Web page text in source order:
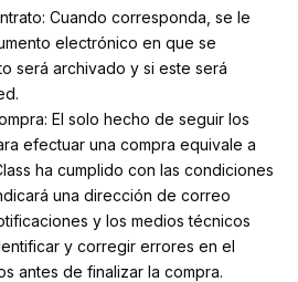
Cuando corresponda, se le
electrónico en que se
será archivado y si este será
El solo hecho de seguir los
efectuar una compra equivale a
ha cumplido con las condiciones
una dirección de correo
y los medios técnicos
y corregir errores en el
antes de finalizar la compra.